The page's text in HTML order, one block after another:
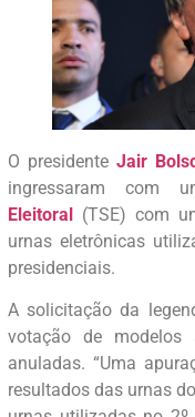
O presidenteJair
ingressaram com
Eleitoral (TSE) com
urnas eletrônicas
presidenciais.
A solicitação da
votação de
anuladas. “Uma
resultados das urnas